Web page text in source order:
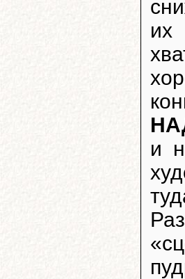
их
и